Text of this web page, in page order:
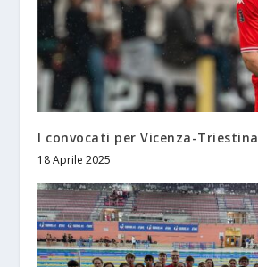
I convocati per Vicenza-Triestina
18 Aprile 2025